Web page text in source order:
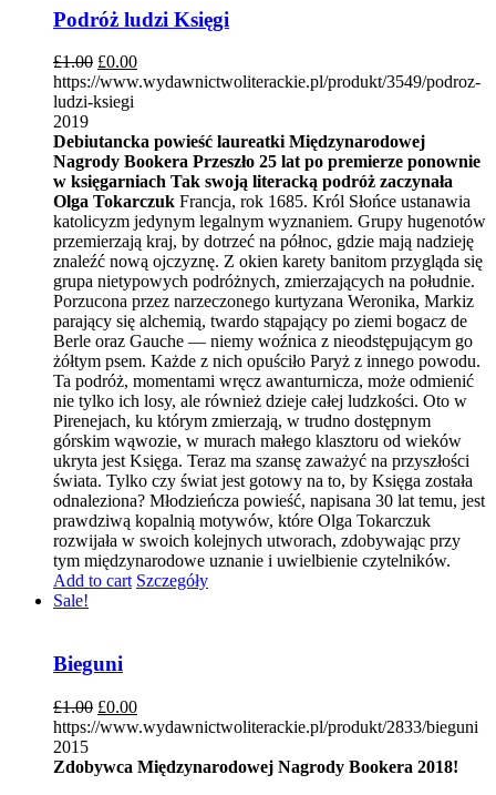
Podróż ludzi Księgi
£1.00 £0.00
https://www.wydawnictwoliterackie.pl/produkt/3549/podroz-
ludzi-ksiegi
2019
Debiutancka powieść laureatki Międzynarodowej
Nagrody Bookera Przeszło 25 lat po premierze ponownie
w księgarniach Tak swoją literacką podróż zaczynała
Olga Tokarczuk Francja, rok 1685. Król Słońce ustanawia
katolicyzm jedynym legalnym wyznaniem. Grupy hugenotów
przemierzają kraj, by dotrzeć na północ, gdzie mają nadzieję
znaleźć nową ojczyznę. Z okien karety banitom przygląda się
grupa nietypowych podróżnych, zmierzających na południe.
Porzucona przez narzeczonego kurtyzana Weronika, Markiz
parający się alchemią, twardo stąpający po ziemi bogacz de
Berle oraz Gauche — niemy woźnica z nieodstępującym go
żółtym psem. Każde z nich opuściło Paryż z innego powodu.
Ta podróż, momentami wręcz awanturnicza, może odmienić
nie tylko ich losy, ale również dzieje całej ludzkości. Oto w
Pirenejach, ku którym zmierzają, w trudno dostępnym
górskim wąwozie, w murach małego klasztoru od wieków
ukryta jest Księga. Teraz ma szansę zaważyć na przyszłości
świata. Tylko czy świat jest gotowy na to, by Księga została
odnaleziona? Młodzieńcza powieść, napisana 30 lat temu, jest
prawdziwą kopalnią motywów, które Olga Tokarczuk
rozwijała w swoich kolejnych utworach, zdobywając przy
tym międzynarodowe uznanie i uwielbienie czytelników.
Add to cart Szczegóły
Sale!
Bieguni
£1.00 £0.00
https://www.wydawnictwoliterackie.pl/produkt/2833/bieguni
2015
Zdobywca Międzynarodowej Nagrody Bookera 2018!